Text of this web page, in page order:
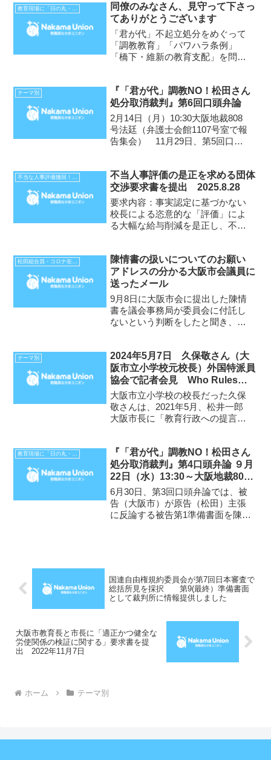
同僚のみなさん、見守って下さっ
てありがとうございます
「君が代」不起立処分をめぐって
「調教教育」「パワハラ条例」
「橋下・維新の教育支配」を問い
月12日卒業式での私の「君が代」
不起立にかかわって、3月16日に
事情聴取があり、今...
テーマ別
『「君が代」調教NO！松田さん
処分取消裁判』第6回口頭弁論
2月14日（月）10:30大阪地裁808
号法廷（弁護士会館1107号室で報
告集会） 11月29日、第5回口頭
際人権自由権規約についての見解
を求められていました。しかし、
出てきた被告...
不当人事評価の是正を求める団体
交渉要求書を提出 2025.8.28
要求内容：事実認定に基づかない
校長による恣意的な「評価」によ
る大幅な給与削減を是正し、不当
会教育長 多田 勝哉 様なかまユ
ニオン・大阪市学校教職員支部支
部長 笠松 正俊前略。 A主...
松田組合員・コロナ在宅勤務不払い裁判
陳情書の扱いについてのお願い
アドレスの分かる大阪市会議員に
送ったメール
9月8日に大阪市会に提出した陳情
書を議会事務局が委員会に付託し
ないという判断をしたと聞き、ア
た。大阪市会は、きちんと権限を
行使し、責任を果たしてほしいで
す。（松田）以下 はじめてメ
ー...
テーマ別
2024年5月7日 久保敬さん（大
阪市立小学校元校長）外国特派員
協会で記者会見 Who Rules
Public Schools? （公立学校を
支配しているのは誰ですか？）
大阪市立小学校の校長だった久保
敬さんは、2021年5月、松井一郎
大阪市長に「教育行政への提言
それを理由として、同年8月、「文
書訓告」を受けましたが、国内支
援者・海外教育学者の声を...
教育現場に「日の丸・君が代」はいらない
『「君が代」調教NO！松田さん
処分取消裁判』第4口頭弁論 ９月
22日（水）13:30～大阪地裁809
号法廷（続いて弁護士会館で報告
集会を予定）
6月30日、第3回口頭弁論では、被
告（大阪市）が原告（松田）主張
に反論する被告第1準備書面を陳
国連自由権規約委員会が第7回日本審査で
総括所見を採択 第9(最終）準備書面
として裁判所に情報提供しました
大阪市教育長と市長に「適正かつ健全な
労使関係の検証に関する」要求書を提
出 2022年11月7日
ホーム テーマ別